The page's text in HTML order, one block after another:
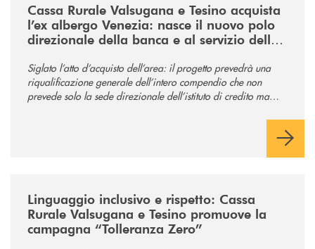
Cassa Rurale Valsugana e Tesino acquista
l’ex albergo Venezia: nasce il nuovo polo
direzionale della banca e al servizio della
Siglato l’atto d’acquisto dell’area: il progetto prevedrà una
riqualificazione generale dell’intero compendio che non
prevede solo la sede direzionale dell’istituto di credito ma
Linguaggio inclusivo e rispetto: Cassa
Rurale Valsugana e Tesino promuove la
campagna “Tolleranza Zero”